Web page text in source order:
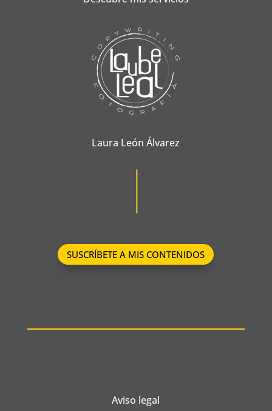
Laura León Álvarez
SUSCRÍBETE A MIS CONTENIDOS
Aviso legal